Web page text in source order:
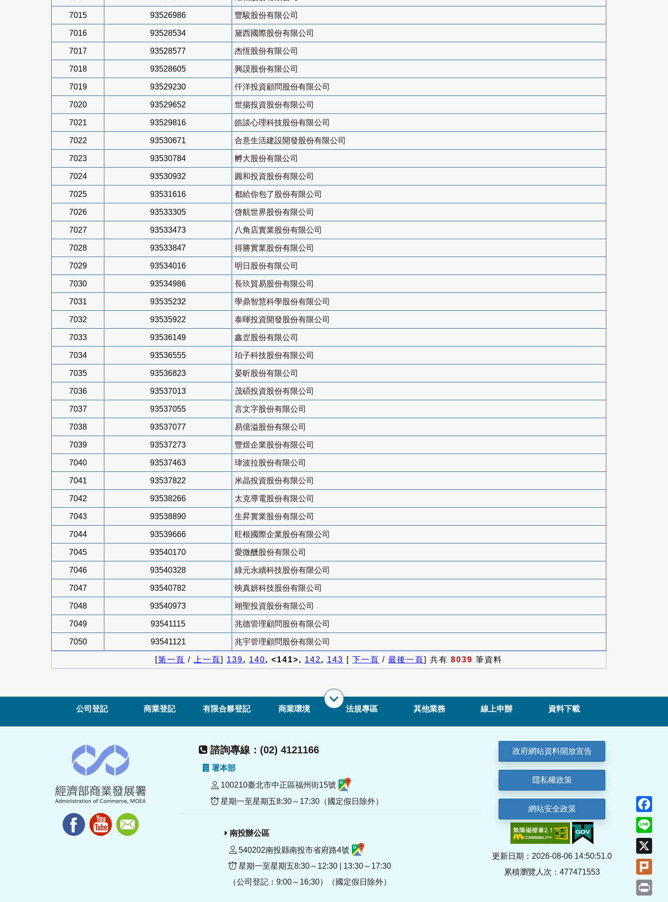
7015 93526986 豐駿股份有限公司
7016 93528534 黛西國際股份有限公司
7017 93528577 杰恆股份有限公司
7018 93528605 興謨股份有限公司
7019 93529230 仟洋投資顧問股份有限公司
7020 93529652 世揚投資股份有限公司
7021 93529816 皓談心理科技股份有限公司
7022 93530671 合意生活建設開發股份有限公司
7023 93530784 孵大股份有限公司
7024 93530932 圓和投資股份有限公司
7025 93531616 都給你包了股份有限公司
7026 93533305 啓航世界股份有限公司
7027 93533473 八角店實業股份有限公司
7028 93533847 得勝實業股份有限公司
7029 93534016 明日股份有限公司
7030 93534986 長玖貿易股份有限公司
7031 93535232 學鼎智慧科學股份有限公司
7032 93535922 泰暉投資開發股份有限公司
7033 93536149 鑫岦股份有限公司
7034 93536555 珀子科技股份有限公司
7035 93536823 晏昕股份有限公司
7036 93537013 茂碩投資股份有限公司
7037 93537055 言文字股份有限公司
7038 93537077 易億溢股份有限公司
7039 93537273 豐煜企業股份有限公司
7040 93537463 瑋波拉股份有限公司
7041 93537822 米晶投資股份有限公司
7042 93538266 太克導電股份有限公司
7043 93538890 生昇實業股份有限公司
7044 93539666 旺根國際企業股份有限公司
7045 93540170 愛微醺股份有限公司
7046 93540328 綠元永續科技股份有限公司
7047 93540782 映真妍科技股份有限公司
7048 93540973 翊聖投資股份有限公司
7049 93541115 兆德管理顧問股份有限公司
7050 93541121 兆宇管理顧問股份有限公司
[第一頁 / 上一頁] 139, 140, <141>, 142, 143 [ 下一頁 / 最後一頁] 共有 8039 筆資料
公司登記 商業登記 有限合夥登記 商業環境 法規專區 其他業務 線上申辦 資料下載
諮詢專線：(02) 4121166
署本部
100210臺北市中正區福州街15號
星期一至星期五8:30～17:30（國定假日除外）
南投辦公區
540202南投縣南投市省府路4號
星期一至星期五8:30～12:30 | 13:30～17:30
（公司登記：9:00～16:30）（國定假日除外）
政府網站資料開放宣告
隱私權政策
網站安全政策
更新日期：2026-08-06 14:50:51.0
累積瀏覽人次：477471553